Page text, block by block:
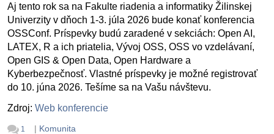
Aj tento rok sa na Fakulte riadenia a informatiky Žilinskej
Univerzity v dňoch 1-3. júla 2026 bude konať konferencia
OSSConf. Príspevky budú zaradené v sekciách: Open AI,
LATEX, R a ich priatelia, Vývoj OSS, OSS vo vzdelávaní,
Open GIS & Open Data, Open Hardware a
Kyberbezpečnosť. Vlastné príspevky je možné registrovať
do 10. júna 2026. Tešíme sa na Vašu návštevu.
Zdroj: Web konferencie
1 | Komunita